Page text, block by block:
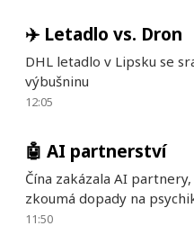
✈️ Letadlo vs. Dron
DHL letadlo v Lipsku se
výbušninu
12:05
🤖 AI partnerství
Čína zakázala AI
zkoumá dopady na
11:50